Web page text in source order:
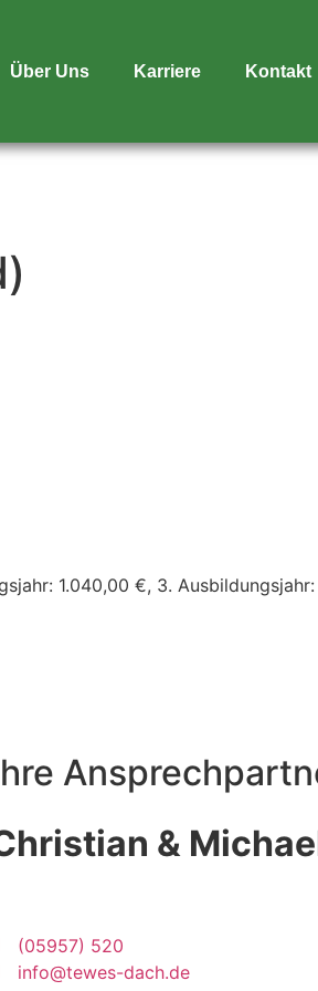
Über Uns Karriere Kontakt
1.040,00 €, 3.
&
(05957) 520
info@tewes-dach.de